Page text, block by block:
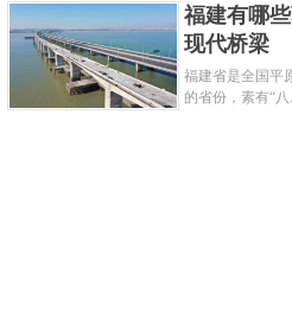
最佳选择。那么我们又为何
呢？
关键字：大桥
福建有哪
现代桥梁
福建省是全国平
的省份，素有“八